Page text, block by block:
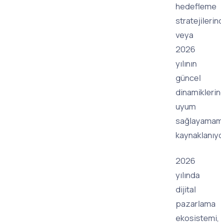
hedefleme
veya
2026
yılının
güncel
uyum
2026
yılında
dijital
pazarlama
ekosistemi,